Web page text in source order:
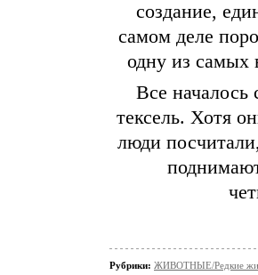
создание,
самом деле
одну из самых
Все началось
тексель. Хотя
люди
Рубрики: ЖИВОТНЫЕ/Редкие